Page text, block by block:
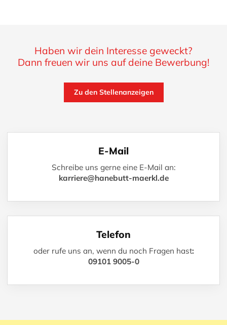
Haben wir dein Interesse geweckt?
Dann freuen wir uns auf deine Bewerbung!
Zu den Stellenanzeigen
E-Mail
Schreibe uns gerne eine E-Mail an:
karriere@hanebutt-maerkl.de
Telefon
oder rufe uns an, wenn du noch Fragen hast:
09101 9005-0